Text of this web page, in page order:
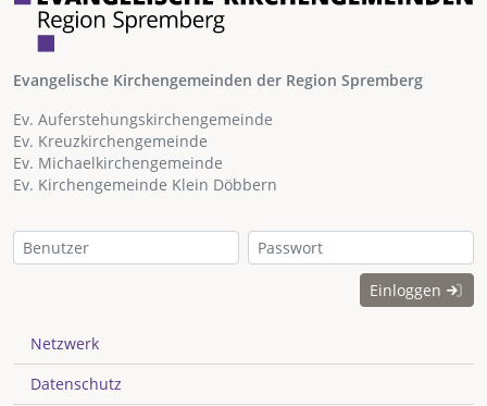
Evangelische Kirchengemeinden der Region Spremberg
Ev. Auferstehungskirchengemeinde
Ev. Kreuzkirchengemeinde
Ev. Michaelkirchengemeinde
Ev. Kirchengemeinde Klein Döbbern
Einloggen
Netzwerk
Datenschutz